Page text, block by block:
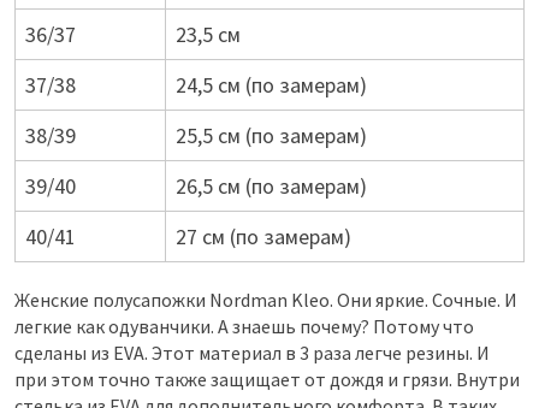
36/37
23,5 см
37/38
24,5 см (по замерам)
38/39
25,5 см (по замерам)
39/40
26,5 см (по замерам)
40/41
27 см (по замерам)
Женские полусапожки Nordman Kleo. Они яркие. Сочные. И
легкие как одуванчики. А знаешь почему? Потому что
сделаны из EVA. Этот материал в 3 раза легче резины. И
при этом точно также защищает от дождя и грязи. Внутри